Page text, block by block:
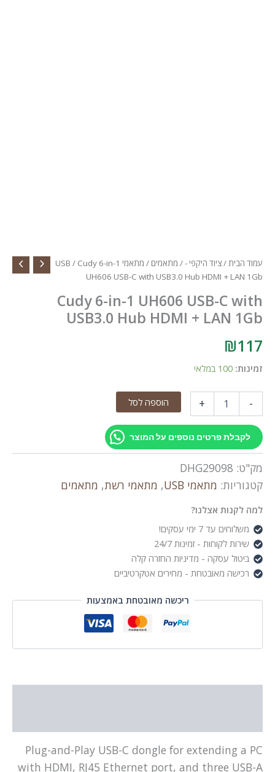
עמוד הבית/ציוד היקפי -/ מתאמים / מתאמי USB / Cudy 6-in-1
UH606 USB-C with USB3.0 Hub HDMI + LAN 1Gb
Cudy 6-in-1 UH606 USB-C with
USB3.0 Hub HDMI + LAN 1Gb
₪117
זמינות: 100 במלאי
-
6-
in-
UH606
USB-
with
Hub
HDMI
+
LAN
1Gb
+ הוספה לסל
לקבלת פרטים נוספים על המוצר
מק"ט: DHG29098
קטגוריות: מתאמי USB , מתאמי רשת, מתאמים
למה לקנות אצלנו?
משלוחים עד 7 ימי עסקים!
שירות לקוחות - זמינות 24/7
ביטול עסקה - מדיניות החזרה קלה
רכישה מאובטחת - מחירים אטקרטיביים
ריכשה מאובטחת באמצעות
Plug-and-Play USB-C dongle for extending a PC
with HDMI, RJ45 Ethernet port, and three USB-A